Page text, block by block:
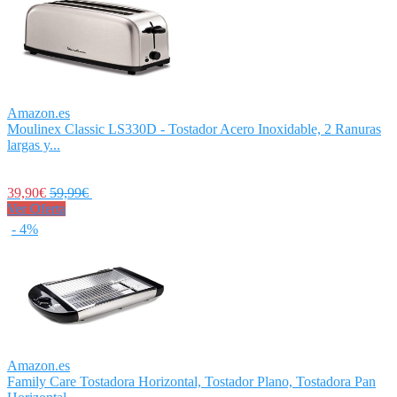
Amazon.es
Moulinex Classic LS330D - Tostador Acero Inoxidable, 2 Ranuras
largas y...
39,90€ 59,99€
Ver Oferta
- 4%
Amazon.es
Family Care Tostadora Horizontal, Tostador Plano, Tostadora Pan